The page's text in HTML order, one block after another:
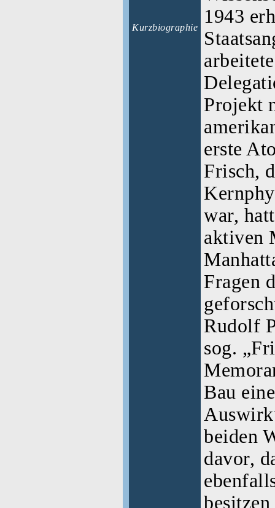
Kurzbiographie
1943
Projekt
erste
Frisch,
war,
aktiven
Fragen
Rudolf
sog.
Bau
beiden
davor,